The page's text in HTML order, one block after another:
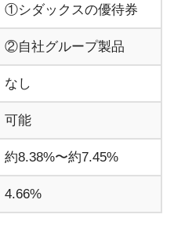
①シダックスの優待券
②自社グループ製品
なし
可能
約8.38%〜約7.45%
4.66%